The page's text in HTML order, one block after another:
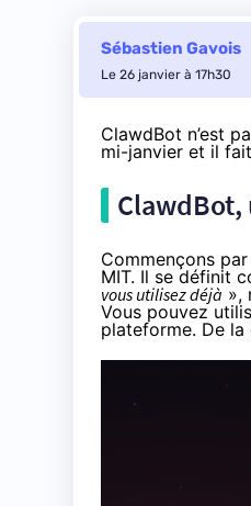
Sébastien Gavois
Le 26 janvier à 17h30
ClawdBot n’est
mi-janvier et il
ClawdBot,
Commençons
MIT. Il se définit
vous utilisez déjà »,
Vous pouvez
plateforme. De